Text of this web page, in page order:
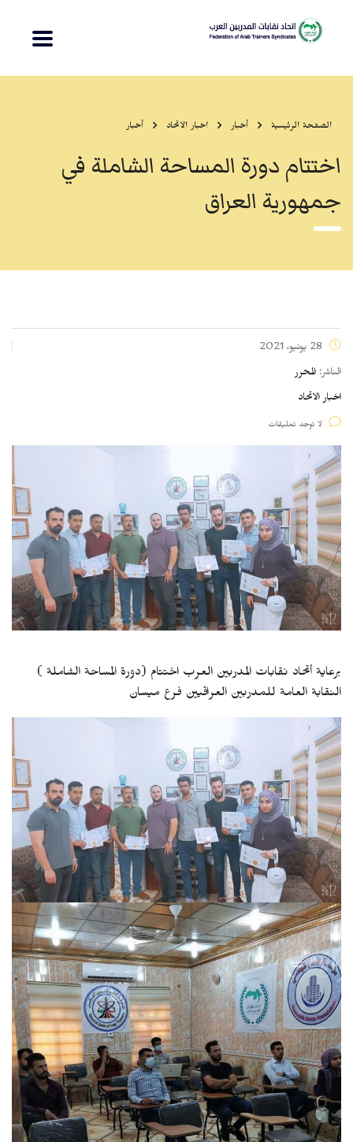
الصفحة الرئيسية أخبار اخبار الاتحاد أخبار
اختتام دورة المساحة الشاملة في
جمهورية العراق
الناشر: المحرر
اخبار الاتحاد
لا توجد تعليقات
برعاية أتحاد نقابات المدربين العرب اختتام (دورة المساحة الشاملة )
النقابة العامة للمدربين العراقيين فرع ميسان